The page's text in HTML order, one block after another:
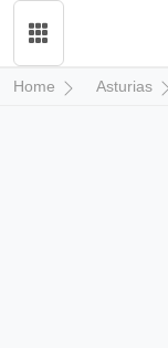
Home Asturias